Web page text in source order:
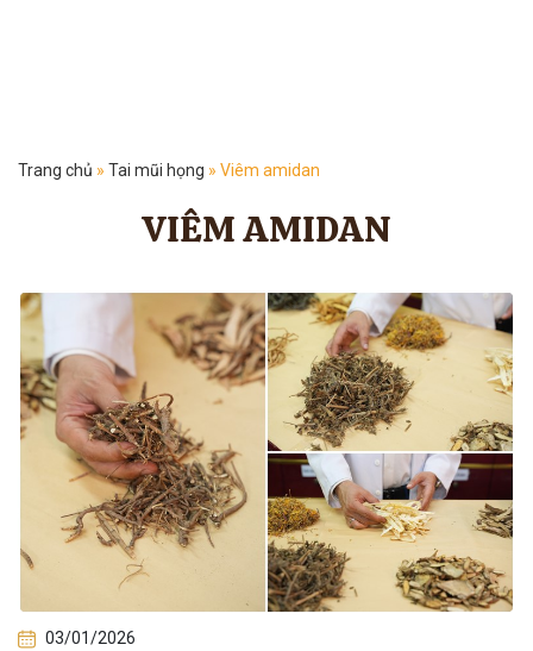
Trang chủ » Tai mũi họng » Viêm amidan
VIÊM AMIDAN
03/01/2026